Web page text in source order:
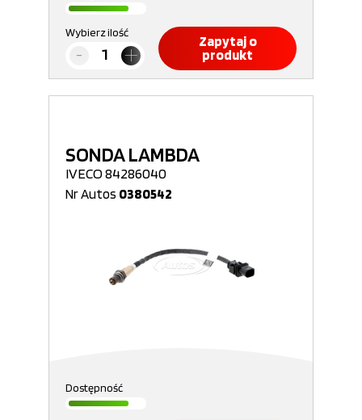
Wybierz ilość
Zapytaj o
produkt
SONDA LAMBDA
IVECO 84286040
Nr Autos 0380542
Dostępność